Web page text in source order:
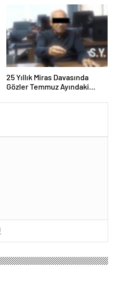
25 Yıllık Miras Davasında
Gözler Temmuz Ayındaki